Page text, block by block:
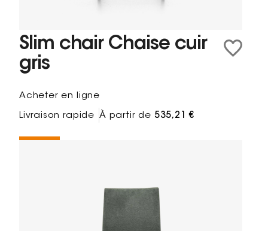
Slim chair Chaise cuir
gris
Acheter en ligne
Livraison rapide À partir de 535,21 €